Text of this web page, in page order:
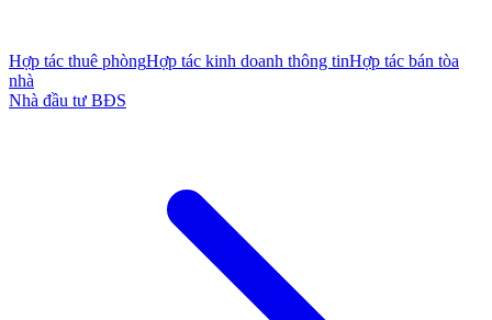
Hợp tác thuê phòngHợp tác kinh doanh thông tinHợp tác bán tòa
nhà
Nhà đầu tư BĐS